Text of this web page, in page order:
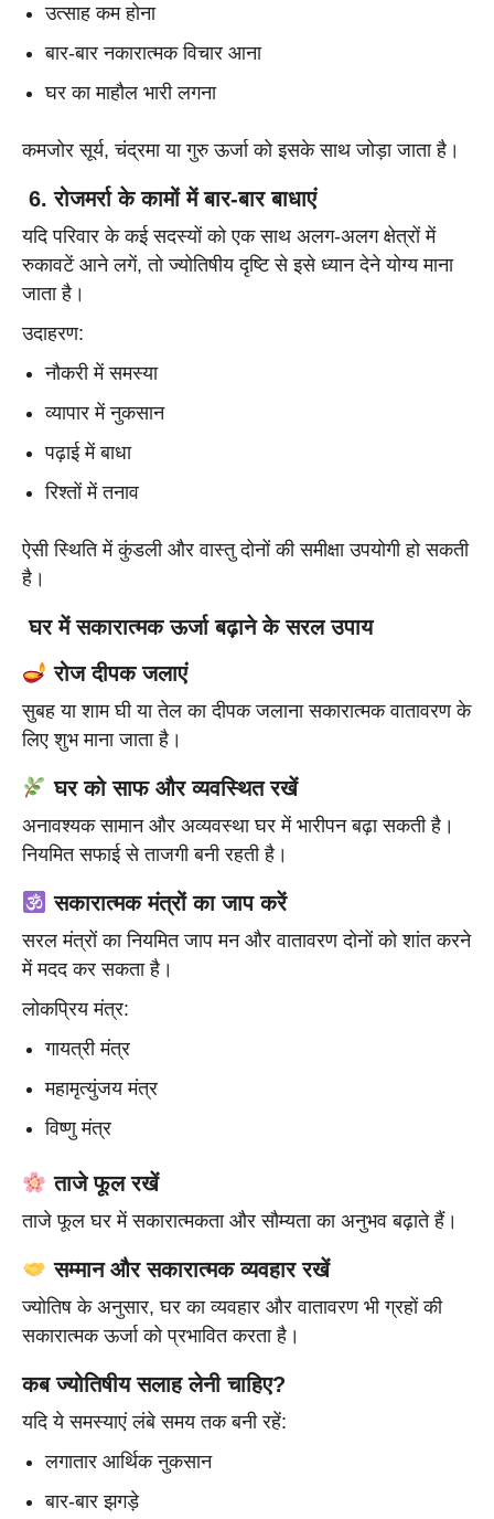
उत्साह कम होना
बार-बार नकारात्मक विचार आना
घर का माहौल भारी लगना
कमजोर सूर्य, चंद्रमा या गुरु ऊर्जा को इसके साथ जोड़ा जाता है।
6. रोजमर्रा के कामों में बार-बार बाधाएं
यदि परिवार के कई सदस्यों को एक साथ अलग-अलग क्षेत्रों में
रुकावटें आने लगें, तो ज्योतिषीय दृष्टि से इसे ध्यान देने योग्य माना
जाता है।
उदाहरण:
नौकरी में समस्या
व्यापार में नुकसान
पढ़ाई में बाधा
रिश्तों में तनाव
ऐसी स्थिति में कुंडली और वास्तु दोनों की समीक्षा उपयोगी हो सकती
है।
घर में सकारात्मक ऊर्जा बढ़ाने के सरल उपाय
रोज दीपक जलाएं
सुबह या शाम घी या तेल का दीपक जलाना सकारात्मक वातावरण के
लिए शुभ माना जाता है।
घर को साफ और व्यवस्थित रखें
अनावश्यक सामान और अव्यवस्था घर में भारीपन बढ़ा सकती है।
नियमित सफाई से ताजगी बनी रहती है।
सकारात्मक मंत्रों का जाप करें
सरल मंत्रों का नियमित जाप मन और वातावरण दोनों को शांत करने
में मदद कर सकता है।
लोकप्रिय मंत्र:
गायत्री मंत्र
महामृत्युंजय मंत्र
विष्णु मंत्र
ताजे फूल रखें
ताजे फूल घर में सकारात्मकता और सौम्यता का अनुभव बढ़ाते हैं।
सम्मान और सकारात्मक व्यवहार रखें
ज्योतिष के अनुसार, घर का व्यवहार और वातावरण भी ग्रहों की
सकारात्मक ऊर्जा को प्रभावित करता है।
कब ज्योतिषीय सलाह लेनी चाहिए?
यदि ये समस्याएं लंबे समय तक बनी रहें:
लगातार आर्थिक नुकसान
बार-बार झगड़े